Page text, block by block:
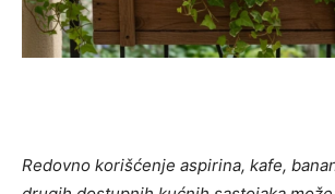
Redovno korišćenje aspirina, kafe,